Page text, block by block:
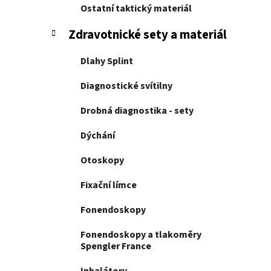
a
Ostatní taktický materiál
Zdravotnické sety a materiál
Dlahy Splint
Diagnostické svítilny
Drobná diagnostika - sety
Dýchání
Otoskopy
Fixační límce
Fonendoskopy
Fonendoskopy a tlakoměry
Spengler France